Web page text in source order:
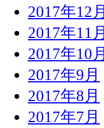
2017年12月
2017年11月
2017年10月
2017年9月
2017年8月
2017年7月